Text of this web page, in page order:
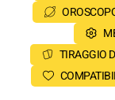
TIRAGGIO